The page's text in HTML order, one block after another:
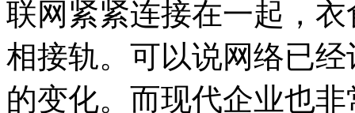
联网紧紧连接在一起，
相接轨。可以说网络已
的变化。而现代企业也